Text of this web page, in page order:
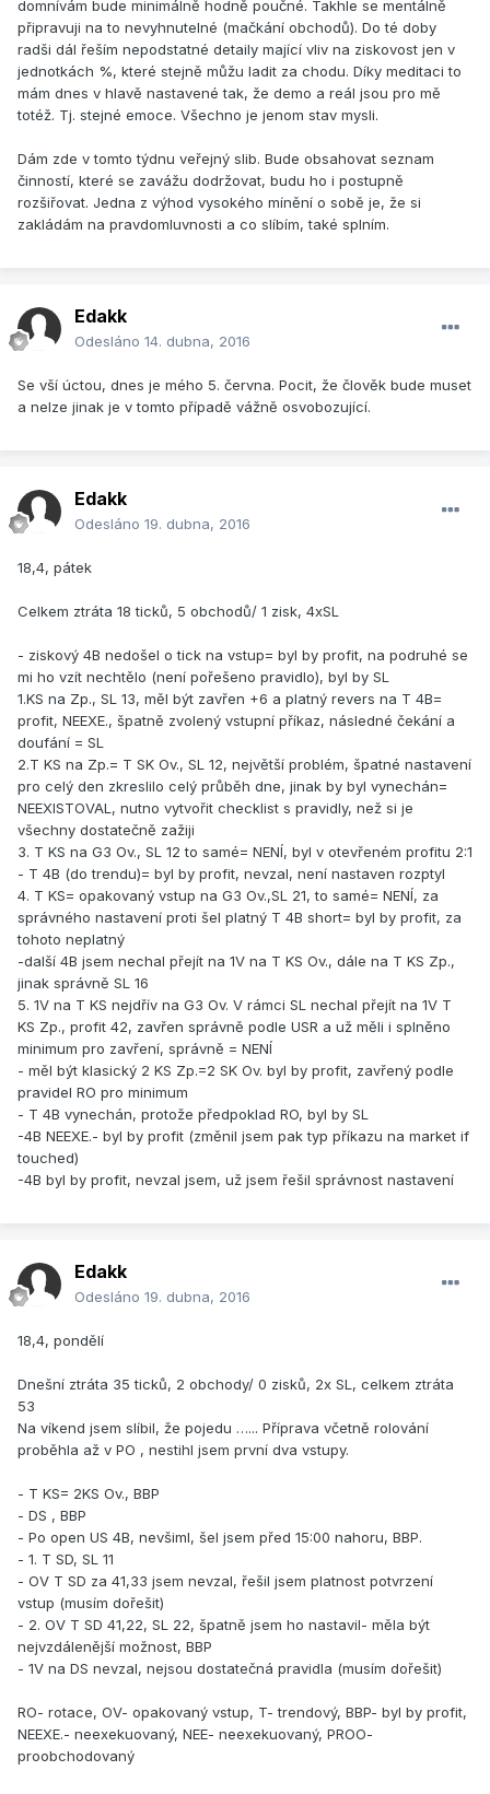
domnívám bude minimálně hodně poučné. Takhle se mentálně
připravuji na to nevyhnutelné (mačkání obchodů). Do té doby
radši dál řeším nepodstatné detaily mající vliv na ziskovost jen v
jednotkách %, které stejně můžu ladit za chodu. Díky meditaci to
mám dnes v hlavě nastavené tak, že demo a reál jsou pro mě
totéž. Tj. stejné emoce. Všechno je jenom stav mysli.
Dám zde v tomto týdnu veřejný slib. Bude obsahovat seznam
činností, které se zavážu dodržovat, budu ho i postupně
rozšiřovat. Jedna z výhod vysokého mínění o sobě je, že si
zakládám na pravdomluvnosti a co slíbím, také splním.
Edakk
Odesláno 14. dubna, 2016
Se vší úctou, dnes je mého 5. června. Pocit, že člověk bude muset
a nelze jinak je v tomto případě vážně osvobozující.
Edakk
Odesláno 19. dubna, 2016
18,4, pátek
Celkem ztráta 18 ticků, 5 obchodů/ 1 zisk, 4xSL
- ziskový 4B nedošel o tick na vstup= byl by profit, na podruhé se
mi ho vzít nechtělo (není pořešeno pravidlo), byl by SL
1.KS na Zp., SL 13, měl být zavřen +6 a platný revers na T 4B=
profit, NEEXE., špatně zvolený vstupní příkaz, následné čekání a
doufání = SL
2.T KS na Zp.= T SK Ov., SL 12, největší problém, špatné nastavení
pro celý den zkreslilo celý průběh dne, jinak by byl vynechán=
NEEXISTOVAL, nutno vytvořit checklist s pravidly, než si je
všechny dostatečně zažiji
3. T KS na G3 Ov., SL 12 to samé= NENÍ, byl v otevřeném profitu 2:1
- T 4B (do trendu)= byl by profit, nevzal, není nastaven rozptyl
4. T KS= opakovaný vstup na G3 Ov.,SL 21, to samé= NENÍ, za
správného nastavení proti šel platný T 4B short= byl by profit, za
tohoto neplatný
-další 4B jsem nechal přejít na 1V na T KS Ov., dále na T KS Zp.,
jinak správně SL 16
5. 1V na T KS nejdřív na G3 Ov. V rámci SL nechal přejít na 1V T
KS Zp., profit 42, zavřen správně podle USR a už měli i splněno
minimum pro zavření, správně = NENÍ
- měl být klasický 2 KS Zp.=2 SK Ov. byl by profit, zavřený podle
pravidel RO pro minimum
- T 4B vynechán, protože předpoklad RO, byl by SL
-4B NEEXE.- byl by profit (změnil jsem pak typ příkazu na market if
touched)
-4B byl by profit, nevzal jsem, už jsem řešil správnost nastavení
Edakk
Odesláno 19. dubna, 2016
18,4, pondělí
Dnešní ztráta 35 ticků, 2 obchody/ 0 zisků, 2x SL, celkem ztráta
53
Na víkend jsem slíbil, že pojedu …... Příprava včetně rolování
proběhla až v PO , nestihl jsem první dva vstupy.
- T KS= 2KS Ov., BBP
- DS , BBP
- Po open US 4B, nevšiml, šel jsem před 15:00 nahoru, BBP.
- 1. T SD, SL 11
- OV T SD za 41,33 jsem nevzal, řešil jsem platnost potvrzení
vstup (musím dořešit)
- 2. OV T SD 41,22, SL 22, špatně jsem ho nastavil- měla být
nejvzdálenější možnost, BBP
- 1V na DS nevzal, nejsou dostatečná pravidla (musím dořešit)
RO- rotace, OV- opakovaný vstup, T- trendový, BBP- byl by profit,
NEEXE.- neexekuovaný, NEE- neexekuovaný, PROO-
proobchodovaný